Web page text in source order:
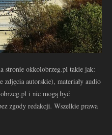
stronie okkolobrzeg.pl takie jak:
zdjęcia autorskie), materiały audio
i nie mogą być
zgody redakcji. Wszelkie prawa